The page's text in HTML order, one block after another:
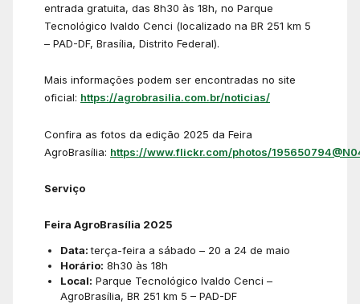
entrada gratuita, das 8h30 às 18h, no Parque
Tecnológico Ivaldo Cenci (localizado na BR 251 km 5
– PAD-DF, Brasília, Distrito Federal).
Mais informações podem ser encontradas no site
oficial: https://agrobrasilia.com.br/noticias/
Confira as fotos da edição 2025 da Feira
AgroBrasília: https://www.flickr.com/photos/
Serviço
Feira AgroBrasília 2025
Data:terça-feira a sábado – 20 a 24 de maio
Horário: 8h30 às 18h
Local: Parque Tecnológico Ivaldo Cenci –
AgroBrasília, BR 251 km 5 – PAD-DF